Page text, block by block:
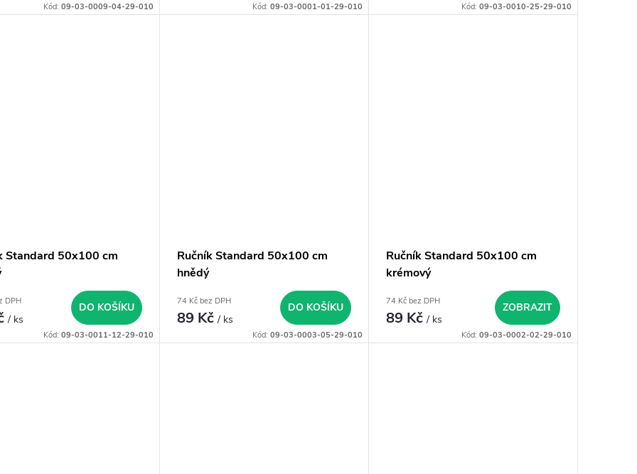
Kód: 09-03-0009-04-29-010 Kód: 09-03-0001-01-29-010 Kód: 09-03-0010-25-29-010
Standard 50x100 cm
DPH
/ ks
DO KOŠÍKU
Kód: 09-03-0011-12-29-010
Ručník Standard 50x100 cm
hnědý
74 Kč bez DPH
89 Kč/ ks
DO KOŠÍKU
Kód: 09-03-0003-05-29-010
Ručník Standard 50x100 cm
krémový
74 Kč bez DPH
89 Kč/ ks
ZOBRAZIT
Kód: 09-03-0002-02-29-010